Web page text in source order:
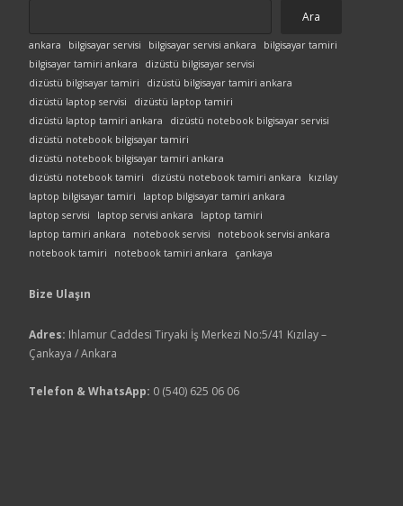
Ara
ankara bilgisayar servisi bilgisayar servisi ankara
bilgisayar tamiri
bilgisayar tamiri ankara
dizüstü bilgisayar servisi
dizüstü bilgisayar tamiri
dizüstü bilgisayar tamiri ankara
dizüstü laptop servisi
dizüstü laptop tamiri
dizüstü laptop tamiri ankara
dizüstü notebook bilgisayar servisi
dizüstü notebook bilgisayar tamiri
dizüstü notebook bilgisayar tamiri ankara
dizüstü notebook tamiri
dizüstü notebook tamiri ankara
kızılay
laptop bilgisayar tamiri
laptop bilgisayar tamiri ankara
laptop servisi
laptop servisi ankara
laptop tamiri
laptop tamiri ankara
notebook servisi
notebook servisi ankara
notebook tamiri
notebook tamiri ankara çankaya
Bize Ulaşın
Adres: Ihlamur Caddesi Tiryaki İş Merkezi No:5/41 Kızılay –
Çankaya / Ankara
Telefon & WhatsApp: 0 (540) 625 06 06